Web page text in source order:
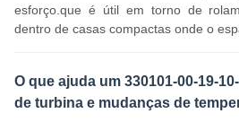
esforço.que é útil em torno de
dentro de casas compactas onde o
O que ajuda um 330101-00-19-
de turbina e mudanças de